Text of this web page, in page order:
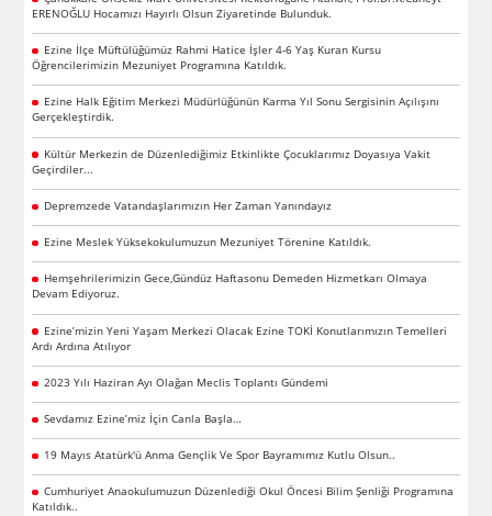
ERENOĞLU Hocamızı Hayırlı Olsun Ziyaretinde Bulunduk.
Ezine İlçe Müftülüğümüz Rahmi Hatice İşler 4-6 Yaş Kuran Kursu
Öğrencilerimizin Mezuniyet Programına Katıldık.
Ezine Halk Eğitim Merkezi Müdürlüğünün Karma Yıl Sonu Sergisinin Açılışını
Gerçekleştirdik.
Kültür Merkezin de Düzenlediğimiz Etkinlikte Çocuklarımız Doyasıya Vakit
Geçirdiler...
Depremzede Vatandaşlarımızın Her Zaman Yanındayız
Ezine Meslek Yüksekokulumuzun Mezuniyet Törenine Katıldık.
Hemşehrilerimizin Gece,Gündüz Haftasonu Demeden Hizmetkarı Olmaya
Devam Ediyoruz.
Ezine’mizin Yeni Yaşam Merkezi Olacak Ezine TOKİ Konutlarımızın Temelleri
Ardı Ardına Atılıyor
2023 Yılı Haziran Ayı Olağan Meclis Toplantı Gündemi
Sevdamız Ezine’miz İçin Canla Başla…
19 Mayıs Atatürk'ü Anma Gençlik Ve Spor Bayramımız Kutlu Olsun..
Cumhuriyet Anaokulumuzun Düzenlediği Okul Öncesi Bilim Şenliği Programına
Katıldık..